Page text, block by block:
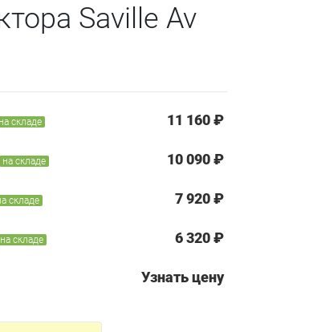
Saville Av
на складе 11 160 ₽
на складе 10 090 ₽
складе 7 920 ₽
на складе 6 320 ₽
Узнать цену